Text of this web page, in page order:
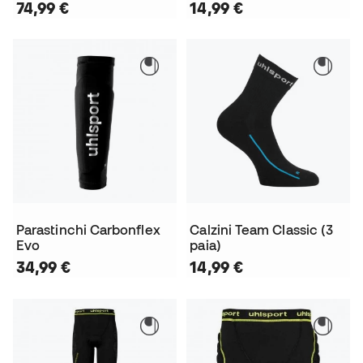
74,99 € 14,99 €
Parastinchi Carbonflex
Evo
34,99 €
Calzini Team Classic (3
paia)
14,99 €